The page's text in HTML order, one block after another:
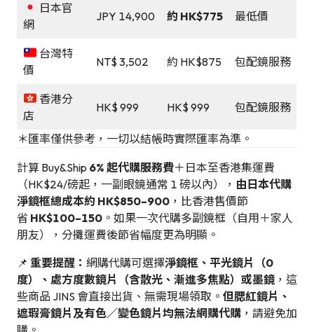
日本官
網
JPY 14,900 約 HK$775 最低價
台灣特
價
NT$ 3,502 約 HK$875 包配鏡服務
香港分
店
HK$ 999 HK$ 999 包配鏡服務
＊匯率僅供參考，一切以結帳時實際匯率為準。
計算 Buy&Ship 6% 起代購服務費＋日本至香港集運費
（HK$24/磅起，一副眼鏡通常 1 磅以內）， 由日本代購
淨鏡框總成本約 HK$850–900 ，比香港售價節
省 HK$100–150 。如果一次代購多副鏡框（自用＋家人
朋友），分攤運費後節省幅度更為明顯。
📌 重要提醒： 網購代購可選擇淨鏡框、平光鏡片（0
度）、處方度數鏡片（含散光、漸進多焦點）或墨鏡 ，這
些商品 JINS 會直接出貨、無需現場領取。 但腮紅鏡片、
遮瑕膏鏡片及有色／變色鏡片均無法網購代購 ，請避免加